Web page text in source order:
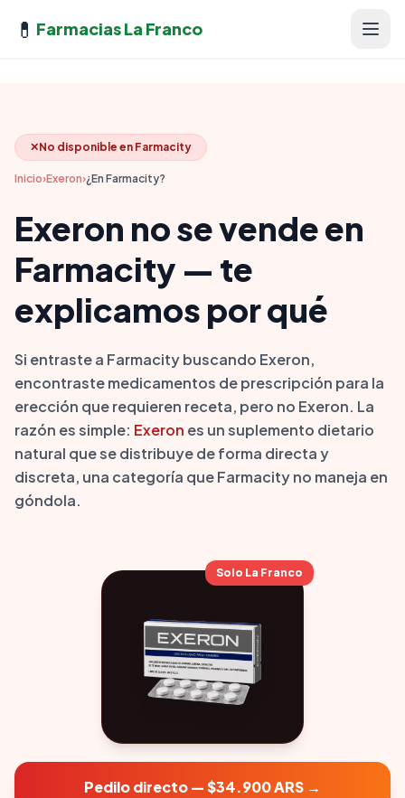
💊 Farmacias La Franco
✕No disponible en Farmacity
Inicio›Exeron›¿En Farmacity?
Exeron no se vende en
Farmacity — te
explicamos por qué
Si entraste a Farmacity buscando Exeron,
encontraste medicamentos de prescripción para la
erección que requieren receta, pero no Exeron. La
razón es simple: Exeron es un suplemento dietario
natural que se distribuye de forma directa y
discreta, una categoría que Farmacity no maneja en
góndola.
Solo La Franco
Pedilo directo — $34.900 ARS →